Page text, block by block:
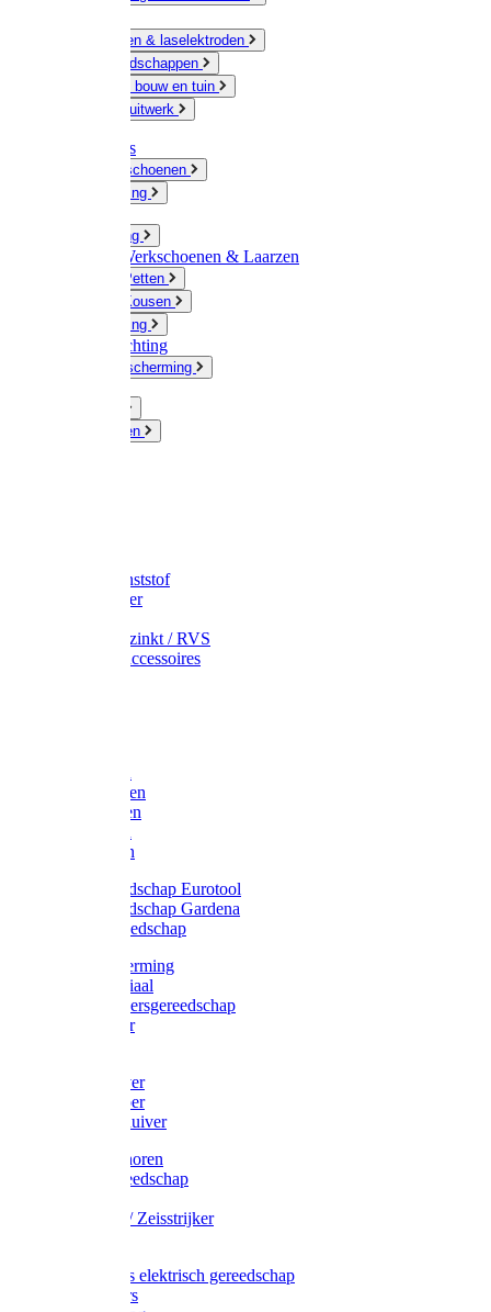
Slijpschijven & laselektroden
Handgereedschappen
IJzerwaren bouw en tuin
Hang en sluitwerk
Disposables
Werkhandschoenen
Regenkleding
Werkkleding
Wandel-/ Werkschoenen & Laarzen
Hoeden / Petten
Sokken / Kousen
Winterkleding
Winkelinrichting
Gelaatsbescherming
Knaagdieren
Emmer kunststof
Schepemmer
Emmer verzinkt / RVS
Regenton accessoires
Gazonharken
Asfaltharken
Hooiharken
Handgereedschap Eurotool
Handgereedschap Gardena
Kindergereedschap
Kniebescherming
Afzetmateriaal
Stratenmakersgereedschap
Straathamer
Mestschuiver
Mestschraper
Sneeuwschuiver
Zeis toebehoren
Baggergereedschap
Wetstenen / Zeisstrijker
Accessoires elektrisch gereedschap
Grasmaaiers